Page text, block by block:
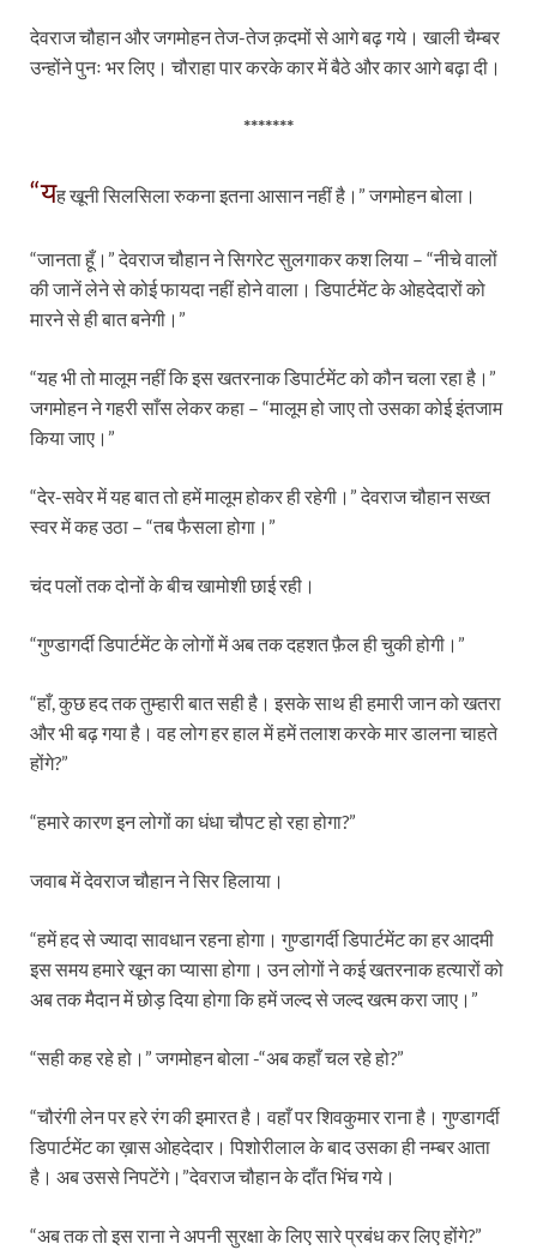
देवराज चौहान और जगमोहन तेज-तेज क़दमों से आगे बढ़ गये। खाली चैम्बर
उन्होंने पुनः भर लिए। चौराहा पार करके कार में बैठे और कार आगे बढ़ा दी।
*******
“यह खूनी सिलसिला रुकना इतना आसान नहीं है।” जगमोहन बोला।
“जानता हूँ।” देवराज चौहान ने सिगरेट सुलगाकर कश लिया – “नीचे वालों
की जानें लेने से कोई फायदा नहीं होने वाला। डिपार्टमेंट के ओहदेदारों को
मारने से ही बात बनेगी।”
“यह भी तो मालूम नहीं कि इस खतरनाक डिपार्टमेंट को कौन चला रहा है।”
जगमोहन ने गहरी साँस लेकर कहा – “मालूम हो जाए तो उसका कोई इंतजाम
किया जाए।”
“देर-सवेर में यह बात तो हमें मालूम होकर ही रहेगी।” देवराज चौहान सख्त
स्वर में कह उठा – “तब फैसला होगा।”
चंद पलों तक दोनों के बीच खामोशी छाई रही।
“गुण्डागर्दी डिपार्टमेंट के लोगों में अब तक दहशत फ़ैल ही चुकी होगी।”
“हाँ, कुछ हद तक तुम्हारी बात सही है। इसके साथ ही हमारी जान को खतरा
और भी बढ़ गया है। वह लोग हर हाल में हमें तलाश करके मार डालना चाहते
होंगे?”
“हमारे कारण इन लोगों का धंधा चौपट हो रहा होगा?”
जवाब में देवराज चौहान ने सिर हिलाया।
“हमें हद से ज्यादा सावधान रहना होगा। गुण्डागर्दी डिपार्टमेंट का हर आदमी
इस समय हमारे खून का प्यासा होगा। उन लोगों ने कई खतरनाक हत्यारों को
अब तक मैदान में छोड़ दिया होगा कि हमें जल्द से जल्द खत्म करा जाए।”
“सही कह रहे हो।” जगमोहन बोला -“अब कहाँ चल रहे हो?”
“चौरंगी लेन पर हरे रंग की इमारत है। वहाँ पर शिवकुमार राना है। गुण्डागर्दी
डिपार्टमेंट का ख़ास ओहदेदार। पिशोरीलाल के बाद उसका ही नम्बर आता
है। अब उससे निपटेंगे।”देवराज चौहान के दाँत भिंच गये।
“अब तक तो इस राना ने अपनी सुरक्षा के लिए सारे प्रबंध कर लिए होंगे?”